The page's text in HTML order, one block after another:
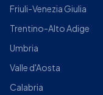
Friuli-Venezia Giulia
Trentino-Alto Adige
Umbria
Valle d'Aosta
Calabria